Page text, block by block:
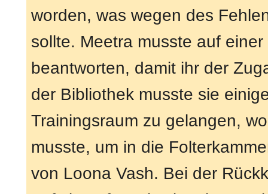
worden, was wegen des
sollte. Meetra musste auf
beantworten, damit ihr der
der Bibliothek musste sie
Trainingsraum zu gelangen,
musste, um in die
von Loona Vash. Bei der